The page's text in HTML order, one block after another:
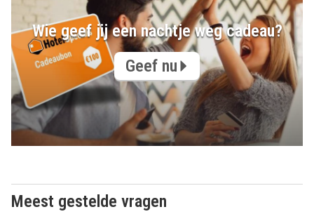
Wie geef jij een nachtje weg cadeau?
Geef nu
Meest gestelde vragen